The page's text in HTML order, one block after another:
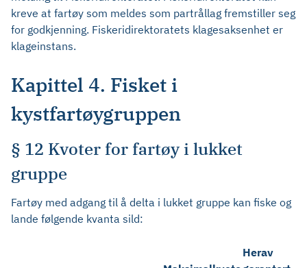
kreve at fartøy som meldes som partrållag fremstiller seg
for godkjenning. Fiskeridirektoratets klagesaksenhet er
klageinstans.
Kapittel 4. Fisket i
kystfartøygruppen
§ 12 Kvoter for fartøy i lukket
gruppe
Fartøy med adgang til å delta i lukket gruppe kan fiske og
lande følgende kvanta sild:
Herav